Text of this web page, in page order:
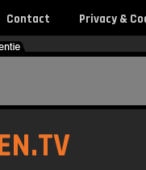
Contact Privacy &